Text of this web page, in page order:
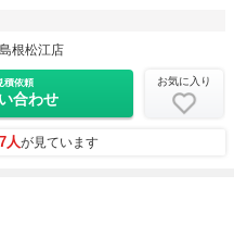
根松江店
積依頼
合わせ
お気に入り
7人が見ています